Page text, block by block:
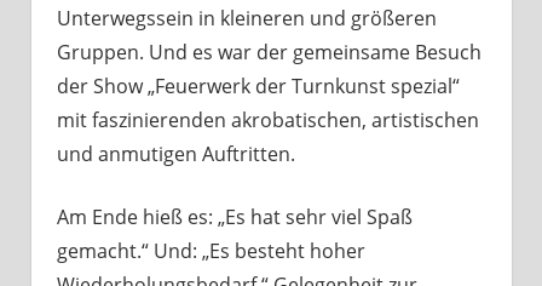
Unterwegssein in kleineren und größeren
Gruppen. Und es war der gemeinsame Besuch
der Show „Feuerwerk der Turnkunst spezial“
mit faszinierenden akrobatischen, artistischen
und anmutigen Auftritten.
Am Ende hieß es: „Es hat sehr viel Spaß
gemacht.“ Und: „Es besteht hoher